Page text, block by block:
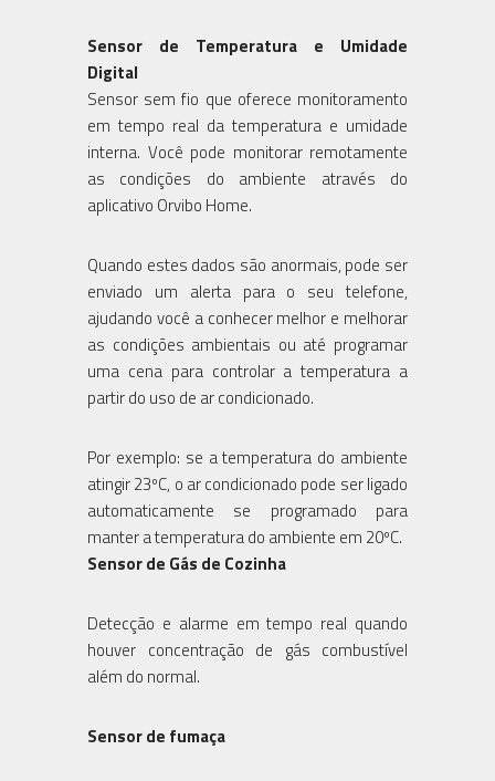
Sensor de Temperatura e Umidade
Digital
Sensor sem fio que oferece monitoramento
em tempo real da temperatura e umidade
interna. Você pode monitorar remotamente
as condições do ambiente através do
aplicativo Orvibo Home.
Quando estes dados são anormais, pode ser
enviado um alerta para o seu telefone,
ajudando você a conhecer melhor e melhorar
as condições ambientais ou até programar
uma cena para controlar a temperatura a
partir do uso de ar condicionado.
Por exemplo: se a temperatura do ambiente
atingir 23ºC, o ar condicionado pode ser ligado
automaticamente se programado para
manter a temperatura do ambiente em 20ºC.
Sensor de Gás de Cozinha
Detecção e alarme em tempo real quando
houver concentração de gás combustível
além do normal.
Sensor de fumaça